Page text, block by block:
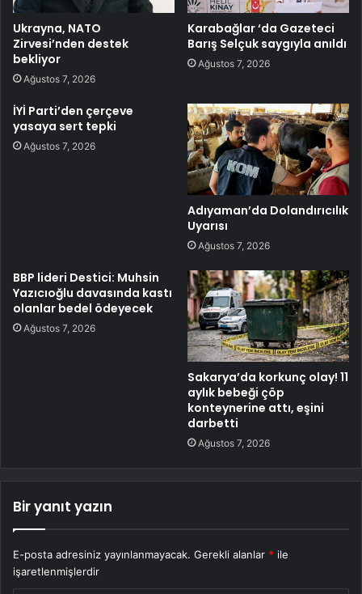
Ukrayna, NATO
Zirvesi’nden destek
bekliyor
Ağustos 7, 2026
Karabağlar ‘da Gazeteci
Barış Selçuk saygıyla anıldı
Ağustos 7, 2026
İYİ Parti’den çerçeve
yasaya sert tepki
Ağustos 7, 2026
Adıyaman’da Dolandırıcılık
Uyarısı
Ağustos 7, 2026
BBP lideri Destici: Muhsin
Yazıcıoğlu davasında kastı
olanlar bedel ödeyecek
Ağustos 7, 2026
Sakarya’da korkunç olay! 11
aylık bebeği çöp
konteynerine attı, eşini
darbetti
Ağustos 7, 2026
Bir yanıt yazın
E-posta adresiniz yayınlanmayacak. Gerekli alanlar * ile
işaretlenmişlerdir